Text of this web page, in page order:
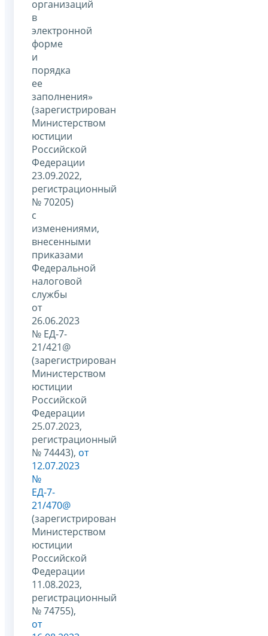
организаций
в
электронной
форме
и
порядка
ее
заполнения»
(зарегистрирован
Министерством
юстиции
Российской
Федерации
23.09.2022,
регистрационный
№ 70205)
с
изменениями,
внесенными
приказами
Федеральной
налоговой
службы
от
26.06.2023
№ ЕД-7-
21/421@
(зарегистрирован
Министерством
юстиции
Российской
Федерации
25.07.2023,
регистрационный
№ 74443), от
12.07.2023
№
ЕД-7-
21/470@
(зарегистрирован
Министерством
юстиции
Российской
Федерации
11.08.2023,
регистрационный
№ 74755),
от